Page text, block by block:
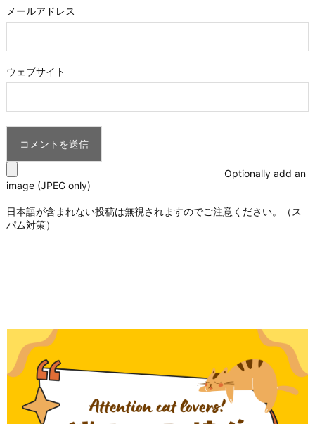
メールアドレス
ウェブサイト
Optionally add an
image (JPEG only)
日本語が含まれない投稿は無視されますのでご注意ください。（ス
パム対策）